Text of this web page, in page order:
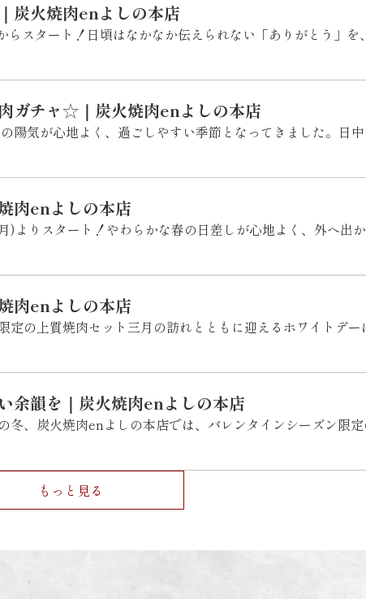
炭火焼肉enよしの本店
スタート！日頃はなかなか伝えられない「ありがとう」を
ガチャ☆｜炭火焼肉enよしの本店
陽気が心地よく、過ごしやすい季節となってきました。日
肉enよしの本店
)よりスタート！やわらかな春の日差しが心地よく、外へ出
肉enよしの本店
定の上質焼肉セット三月の訪れとともに迎えるホワイトデー
余韻を｜炭火焼肉enよしの本店
冬、炭火焼肉enよしの本店では、バレンタインシーズン限
もっと見る